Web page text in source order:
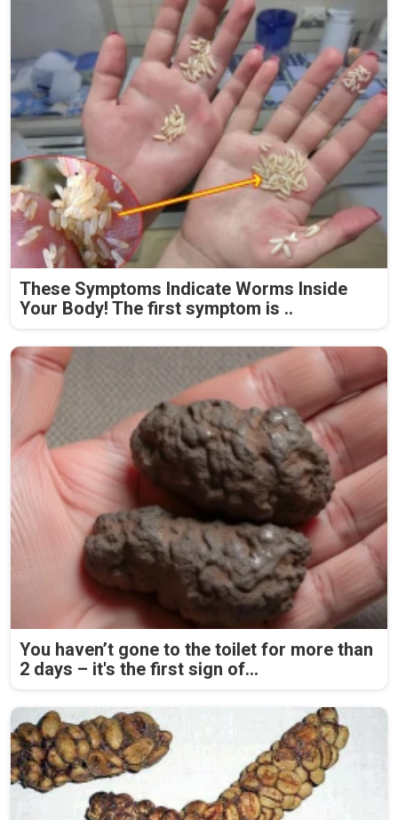
These Symptoms Indicate Worms Inside
Your Body! The first symptom is ..
You haven’t gone to the toilet for more than
2 days – it's the first sign of...